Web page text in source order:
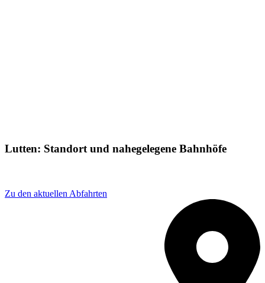
Lutten: Standort und nahegelegene Bahnhöfe
Zu den aktuellen Abfahrten